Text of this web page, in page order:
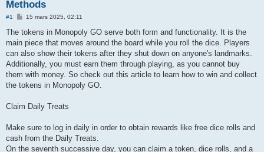
Methods
#1
M
s
a
g
15 mars 2025, 02:11
The tokens in Monopoly GO serve both form and functionality. It is the
main piece that moves around the board while you roll the dice. Players
can also show their tokens after they shut down on anyone's landmarks.
Additionally, you must earn them through playing, as you cannot buy
them with money. So check out this article to learn how to win and collect
the tokens in Monopoly GO.
Claim Daily Treats
Make sure to log in daily in order to obtain rewards like free dice rolls and
cash from the Daily Treats.
On the seventh successive day, you can claim a token, dice rolls, and a